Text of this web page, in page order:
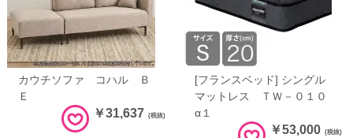
カウチソファ コハル Ｂ
Ｅ
￥31,637 (税抜)
[フランスベッド] シングル
マットレス ＴＷ－０１０
α１
￥53,000 (税抜)